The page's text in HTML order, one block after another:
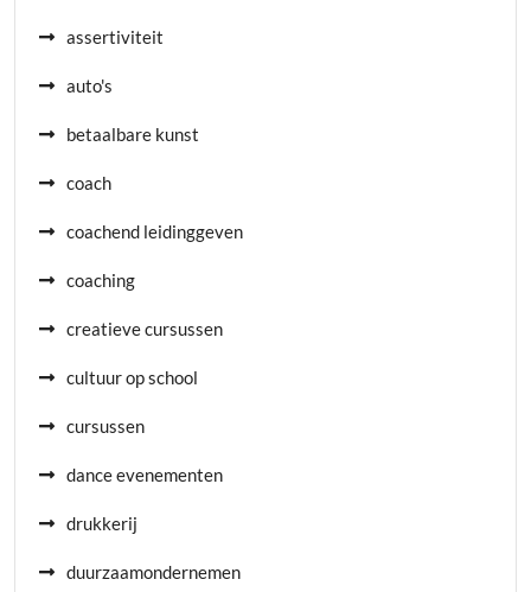
assertiviteit
auto's
betaalbare kunst
coach
coachend leidinggeven
coaching
creatieve cursussen
cultuur op school
cursussen
dance evenementen
drukkerij
duurzaamondernemen